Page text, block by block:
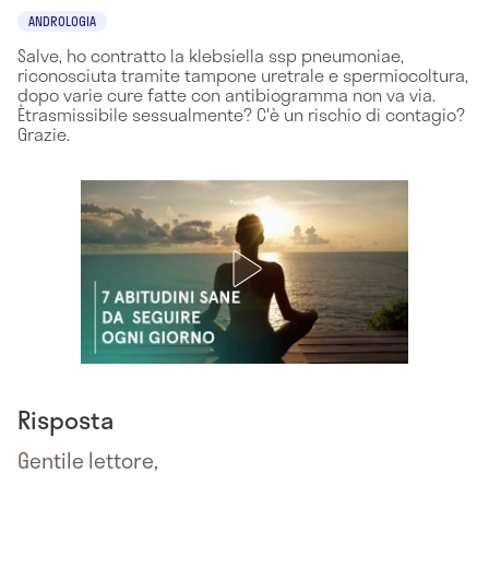
ANDROLOGIA
Salve, ho contratto la klebsiella ssp pneumoniae,
riconosciuta tramite tampone uretrale e spermiocoltura,
dopo varie cure fatte con antibiogramma non va via.
Ètrasmissibile sessualmente? C'è un rischio di contagio?
Grazie.
Risposta
Gentile lettore,